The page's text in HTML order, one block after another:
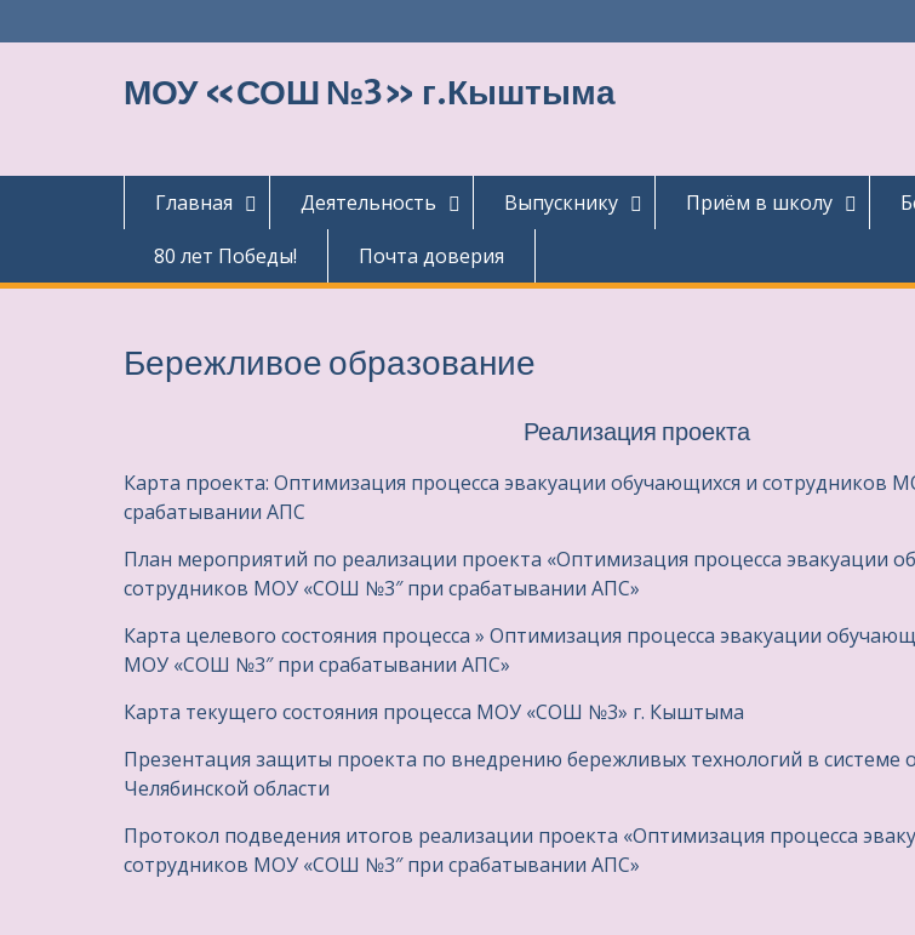
к
МОУ «СОШ №3» г.Кыштыма
Главная Деятельность Выпускнику Приём в школу
80 лет Победы!
Почта доверия
Бережливое образование
Реализация проекта
Карта проекта: Оптимизация процесса эвакуации обучающихся и
срабатывании АПС
План мероприятий по реализации проекта «Оптимизация процесса эвакуации
сотрудников МОУ «СОШ №3″ при срабатывании АПС»
Карта целевого состояния процесса » Оптимизация процесса эвакуации
МОУ «СОШ №3″ при срабатывании АПС»
Карта текущего состояния процесса МОУ «СОШ №3» г. Кыштыма
Презентация защиты проекта по внедрению бережливых технологий в системе
Челябинской области
Протокол подведения итогов реализации проекта «Оптимизация процесса
сотрудников МОУ «СОШ №3″ при срабатывании АПС»